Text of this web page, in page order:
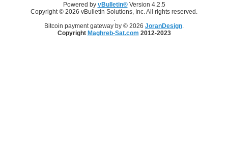
Powered by vBulletin®Version 4.2.5
Copyright © 2026 vBulletin Solutions, Inc. All rights reserved.
Bitcoin payment gateway by © 2026 JoranDesign
Copyright Maghreb-Sat.com 2012-2023